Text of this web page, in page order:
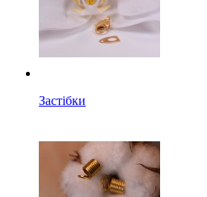
Застібки